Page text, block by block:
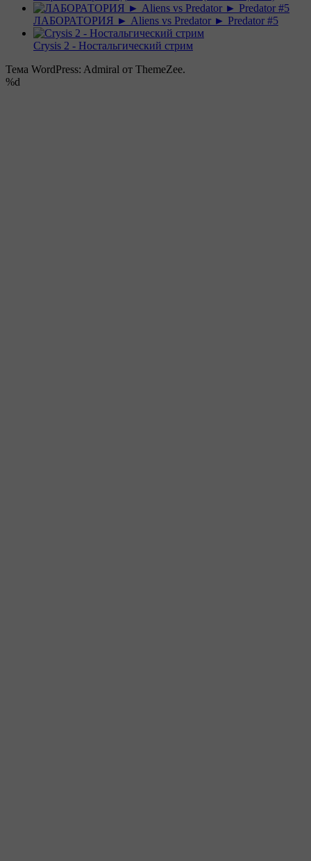
ЛАБОРАТОРИЯ ► Aliens vs Predator ► Predator #5
Crysis 2 - Ностальгический стрим
Тема WordPress: Admiral от ThemeZee.
%d